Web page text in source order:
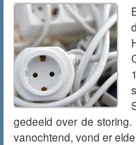
gedeeld over de
vanochtend, vond er